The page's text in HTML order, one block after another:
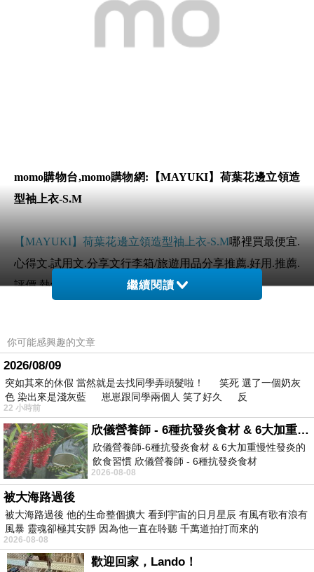
momo購物台,momo購物網:【MAYUKI】荷葉花邊立領造
型袖上衣-S.M
【MAYUKI】荷葉花邊立領造型袖上衣-S.M哪裡買最便宜.
心得文.試用文.分享文行李箱/旅遊用品分享推薦.好用.推薦.
評價.熱銷.開箱文.優缺點比較
袖上衣-S.M 覺得很心動而且正打算買
邊立領造型袖上衣-S.M
但是我想
路上買應該會比較便宜，【MAYUKI】荷葉花邊立領造型
袖上衣-S.M而且24小時都能買，上網慢慢挑選，不用等店
家開門也不用看店員臉色
各大網路購物網為求有好業績都無所不用其極。因為momo
都有送300元或是500元的折價卷!所以我建議可以上momo
購物網來購買( 【MAYUKI】荷葉花邊立領造型袖上衣-
繼續閱讀
你可能感興趣的文章
2026/08/09
突如其來的休假 當然就是去找同學弄頭髮啦！ 笑死 選了一個奶灰
色 染出來是淺灰藍 崽崽跟同學兩個人 笑了好久 反
22 小時前
欣儀營養師 - 6種抗發炎食材 & 6大加重慢性發炎的飲食習慣
欣儀營養師-6種抗發炎食材 & 6大加重慢性發炎的
飲食習慣 欣儀營養師 - 6種抗發炎食材
https://www.facebook.com/photo/?fbid=147
2026-08-08
被大海路過後
被大海路過後 他的生命整個擴大 看到宇宙的日月星辰 有風有歌有浪有
風暴 靈魂卻極其安靜 因為他一直在聆聽 千萬道拍打而來的
2026-08-08
歡迎回家，Lando！